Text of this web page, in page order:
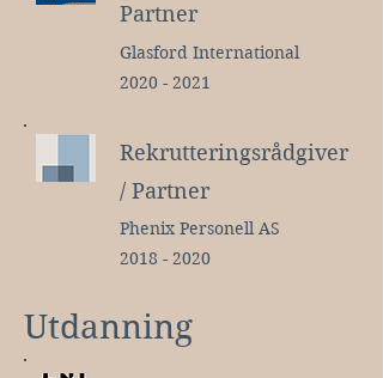
Partner
Glasford International
2020 - 2021
Rekrutteringsrådgiver
/ Partner
Phenix Personell AS
2018 - 2020
Utdanning